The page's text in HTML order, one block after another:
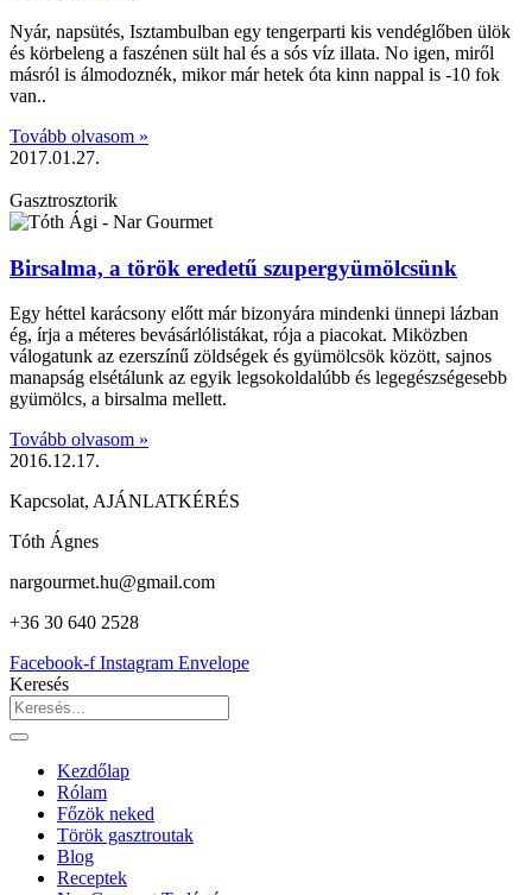
Nyár, napsütés, Isztambulban egy tengerparti kis vendéglőben ülök
és körbeleng a faszénen sült hal és a sós víz illata. No igen, miről
másról is álmodoznék, mikor már hetek óta kinn nappal is -10 fok
van..
Tovább olvasom »
2017.01.27.
Gasztrosztorik
Birsalma, a török eredetű szupergyümölcsünk
Egy héttel karácsony előtt már bizonyára mindenki ünnepi lázban
ég, írja a méteres bevásárlólistákat, rója a piacokat. Miközben
válogatunk az ezerszínű zöldségek és gyümölcsök között, sajnos
manapság elsétálunk az egyik legsokoldalúbb és legegészségesebb
gyümölcs, a birsalma mellett.
Tovább olvasom »
2016.12.17.
Kapcsolat, AJÁNLATKÉRÉS
Tóth Ágnes
nargourmet.hu@gmail.com
+36 30 640 2528
Facebook-f Instagram Envelope
Keresés
Kezdőlap
Rólam
Főzök neked
Török gasztroutak
Blog
Receptek